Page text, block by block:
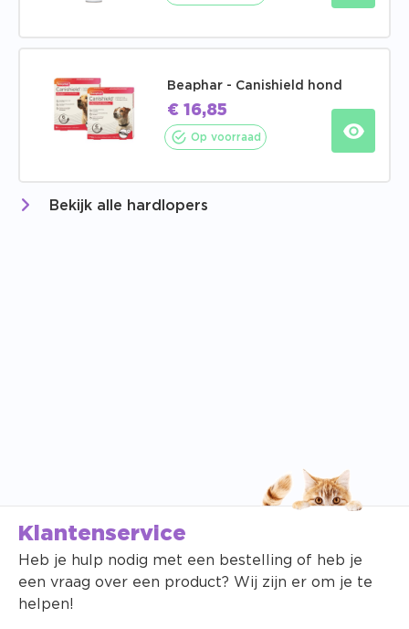
Beaphar - Canishield hond
€ 16,85
Op voorraad
Bekijk alle hardlopers
Klantenservice
Heb je hulp nodig met een bestelling of heb je
een vraag over een product? Wij zijn er om je te
helpen!